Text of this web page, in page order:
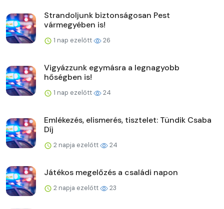
Strandoljunk biztonságosan Pest
vármegyében is!
1 nap ezelőtt 26
Vigyázzunk egymásra a legnagyobb
hőségben is!
1 nap ezelőtt 24
Emlékezés, elismerés, tisztelet: Tündik Csaba
Díj
2 napja ezelőtt 24
Játékos megelőzés a családi napon
2 napja ezelőtt 23